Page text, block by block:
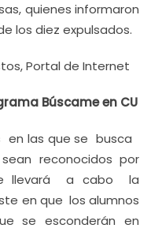
quienes informaron
los diez expulsados.
Portal de Internet
Búscame en CU
en las que se busca
reconocidos por
llevará a cabo la
en que los alumnos
se esconderán en